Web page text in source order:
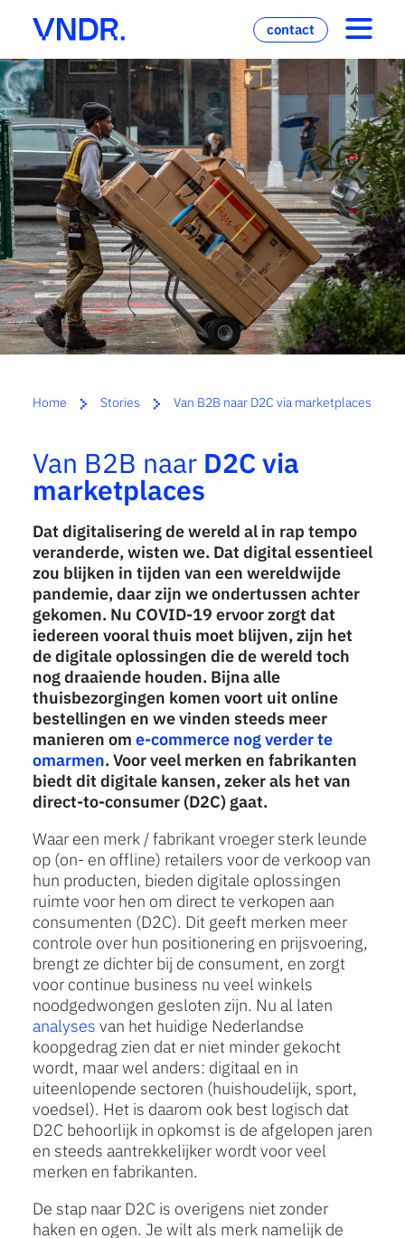
contact
Home Stories Van B2B naar D2C via marketplaces
Van B2B naar D2C via
marketplaces
Dat digitalisering de wereld al in rap tempo
veranderde, wisten we. Dat digital essentieel
zou blijken in tijden van een wereldwijde
pandemie, daar zijn we ondertussen achter
gekomen. Nu COVID-19 ervoor zorgt dat
iedereen vooral thuis moet blijven, zijn het
de digitale oplossingen die de wereld toch
nog draaiende houden. Bijna alle
thuisbezorgingen komen voort uit online
bestellingen en we vinden steeds meer
manieren om e-commerce nog verder te
omarmen. Voor veel merken en fabrikanten
biedt dit digitale kansen, zeker als het van
direct-to-consumer (D2C) gaat.
Waar een merk / fabrikant vroeger sterk leunde
op (on- en offline) retailers voor de verkoop van
hun producten, bieden digitale oplossingen
ruimte voor hen om direct te verkopen aan
consumenten (D2C). Dit geeft merken meer
controle over hun positionering en prijsvoering,
brengt ze dichter bij de consument, en zorgt
voor continue business nu veel winkels
noodgedwongen gesloten zijn. Nu al laten
analyses van het huidige Nederlandse
koopgedrag zien dat er niet minder gekocht
wordt, maar wel anders: digitaal en in
uiteenlopende sectoren (huishoudelijk, sport,
voedsel). Het is daarom ook best logisch dat
D2C behoorlijk in opkomst is de afgelopen jaren
en steeds aantrekkelijker wordt voor veel
merken en fabrikanten.
De stap naar D2C is overigens niet zonder
haken en ogen. Je wilt als merk namelijk de